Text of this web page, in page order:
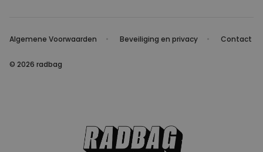
Algemene Voorwaarden Beveiliging en privacy Contact
© 2026 radbag